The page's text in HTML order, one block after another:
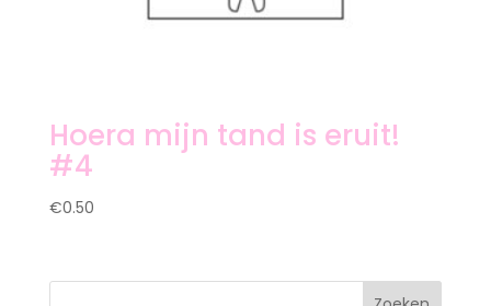
Hoera mijn tand is eruit!
#4
€0.50